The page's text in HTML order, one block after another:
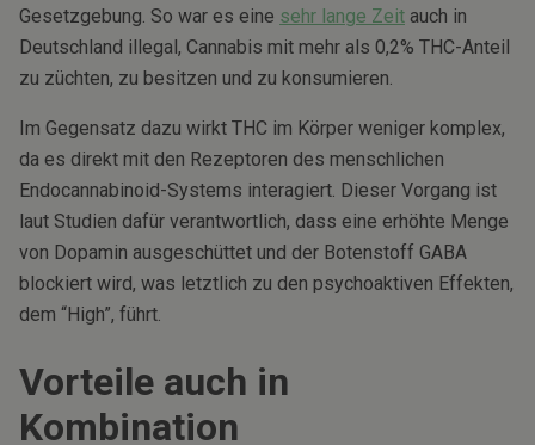
Gesetzgebung. So war es eine sehr lange Zeit auch in
Deutschland illegal, Cannabis mit mehr als 0,2% THC-Anteil
zu züchten, zu besitzen und zu konsumieren.
Im Gegensatz dazu wirkt THC im Körper weniger komplex,
da es direkt mit den Rezeptoren des menschlichen
Endocannabinoid-Systems interagiert. Dieser Vorgang ist
laut Studien dafür verantwortlich, dass eine erhöhte Menge
von Dopamin ausgeschüttet und der Botenstoff GABA
blockiert wird, was letztlich zu den psychoaktiven Effekten,
dem “High”, führt.
Vorteile auch in
Kombination